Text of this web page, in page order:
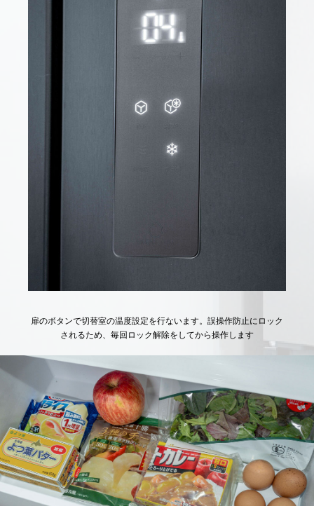
扉のボタンで切替室の温度設定を行ないます。誤操作防止にロック
されるため、毎回ロック解除をしてから操作します